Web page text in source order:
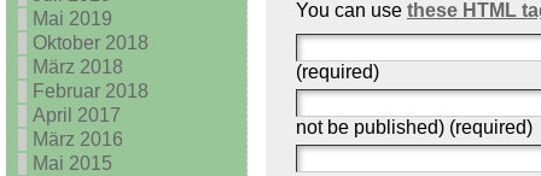
Mai 2019
Oktober 2018
März 2018
Februar 2018
April 2017
März 2016
Mai 2015
You can use these HTML
(required)
not be published) (required)